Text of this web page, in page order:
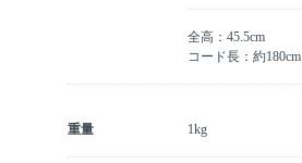
全高：45.5cm
コード長：約180cm
重量 1kg